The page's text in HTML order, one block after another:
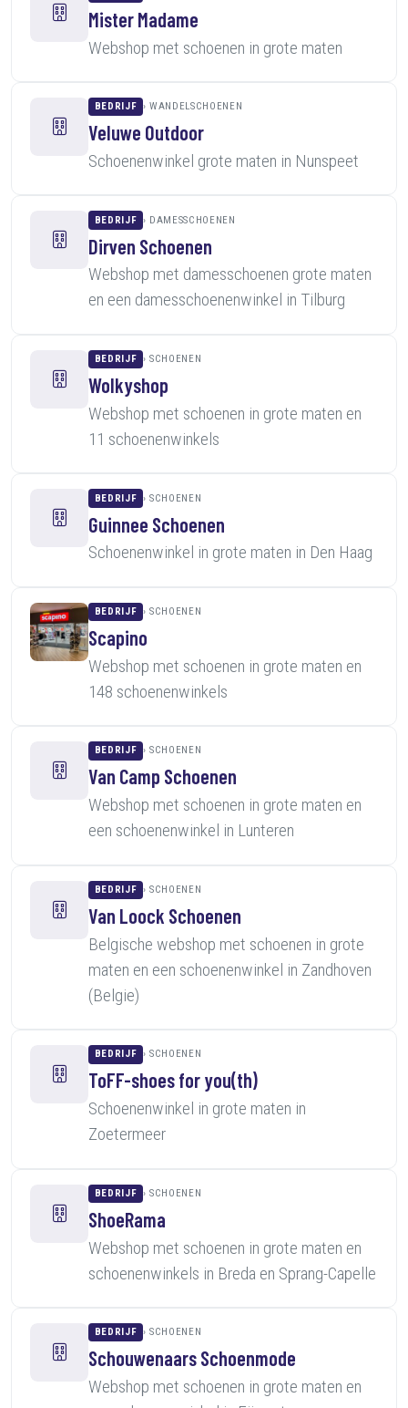
Mister Madame
Webshop met schoenen in grote maten
BEDRIJF WANDELSCHOENEN
Veluwe Outdoor
Schoenenwinkel grote maten in Nunspeet
BEDRIJF DAMESSCHOENEN
Dirven Schoenen
Webshop met damesschoenen grote maten
en een damesschoenenwinkel in Tilburg
BEDRIJF SCHOENEN
Wolkyshop
Webshop met schoenen in grote maten en
11 schoenenwinkels
BEDRIJF SCHOENEN
Guinnee Schoenen
Schoenenwinkel in grote maten in Den Haag
BEDRIJF SCHOENEN
Scapino
Webshop met schoenen in grote maten en
148 schoenenwinkels
BEDRIJF SCHOENEN
Van Camp Schoenen
Webshop met schoenen in grote maten en
een schoenenwinkel in Lunteren
BEDRIJF SCHOENEN
Van Loock Schoenen
Belgische webshop met schoenen in grote
maten en een schoenenwinkel in Zandhoven
(Belgie)
BEDRIJF SCHOENEN
ToFF-shoes for you(th)
Schoenenwinkel in grote maten in
Zoetermeer
BEDRIJF SCHOENEN
ShoeRama
Webshop met schoenen in grote maten en
schoenenwinkels in Breda en Sprang-Capelle
BEDRIJF SCHOENEN
Schouwenaars Schoenmode
Webshop met schoenen in grote maten en